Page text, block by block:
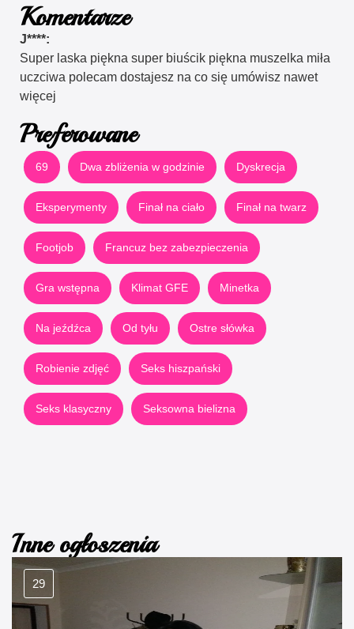
Komentarze
J****:
Super laska piękna super biuścik piękna muszelka miła
uczciwa polecam dostajesz na co się umówisz nawet
więcej
Preferowane
69 Dwa zbliżenia w godzinie Dyskrecja
Eksperymenty Finał na ciało Finał na twarz
Footjob Francuz bez zabezpieczenia
Gra wstępna Klimat GFE Minetka
Na jeźdźca Od tyłu Ostre słówka
Robienie zdjęć Seks hiszpański
Seks klasyczny Seksowna bielizna
Inne ogłoszenia
29